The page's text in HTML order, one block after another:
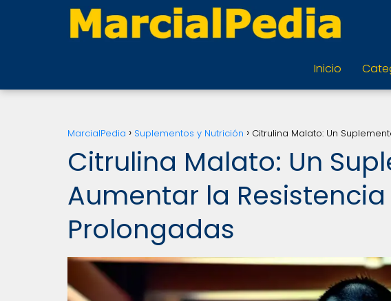
Inicio
MarcialPedia Suplementos y Nutrición Citrulina Malato: Un
Citrulina Malato: Un
Aumentar la
Prolongadas